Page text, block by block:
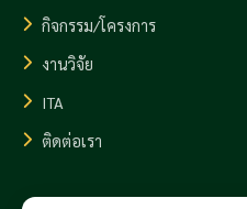
กิจกรรม/โครงการ
งานวิจัย
ITA
ติดต่อเรา